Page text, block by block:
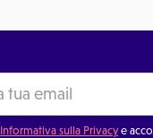
Informativa sulla Privacye